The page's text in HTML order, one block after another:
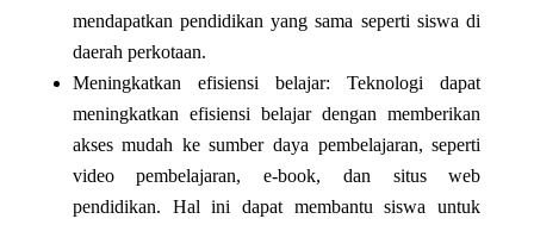
mendapatkan pendidikan yang sama seperti siswa di
daerah perkotaan.
Meningkatkan efisiensi belajar: Teknologi dapat
meningkatkan efisiensi belajar dengan memberikan
akses mudah ke sumber daya pembelajaran, seperti
video pembelajaran, e-book, dan situs web
pendidikan. Hal ini dapat membantu siswa untuk